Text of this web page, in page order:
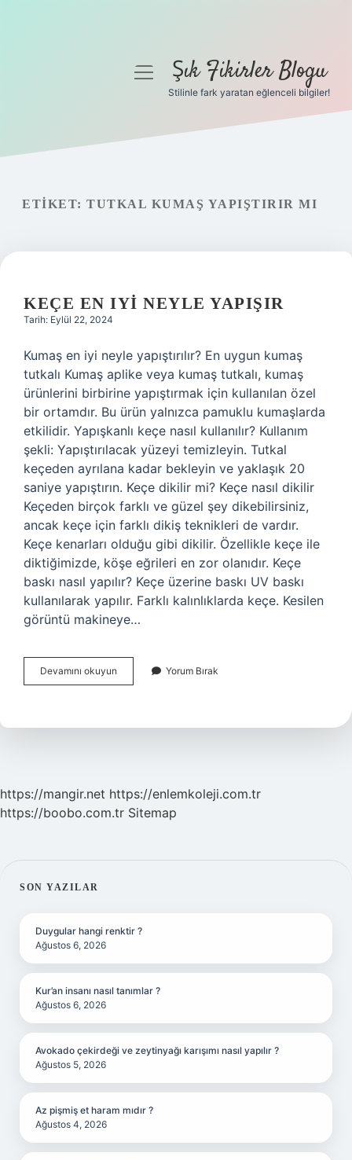
Gizlilik Politikası
menüyüŞık Fikirler Blogu
Stilinle fark yaratan eğlenceli bilgiler!
ETIKET: TUTKAL KUMAŞ YAPIŞTIRIR MI
KEÇE EN IYI NEYLE YAPIŞIR
Tarih: Eylül 22, 2024
Kumaş en iyi neyle yapıştırılır? En uygun kumaş
tutkalı Kumaş aplike veya kumaş tutkalı, kumaş
ürünlerini birbirine yapıştırmak için kullanılan özel
bir ortamdır. Bu ürün yalnızca pamuklu kumaşlarda
etkilidir. Yapışkanlı keçe nasıl kullanılır? Kullanım
şekli: Yapıştırılacak yüzeyi temizleyin. Tutkal
keçeden ayrılana kadar bekleyin ve yaklaşık 20
saniye yapıştırın. Keçe dikilir mi? Keçe nasıl dikilir
Keçeden birçok farklı ve güzel şey dikebilirsiniz,
ancak keçe için farklı dikiş teknikleri de vardır.
Keçe kenarları olduğu gibi dikilir. Özellikle keçe ile
diktiğimizde, köşe eğrileri en zor olanıdır. Keçe
baskı nasıl yapılır? Keçe üzerine baskı UV baskı
kullanılarak yapılır. Farklı kalınlıklarda keçe. Kesilen
görüntü makineye…
Devamını okuyun
En
Yapışır
Yorum Bırak
https://mangir.net https://enlemkoleji.com.tr
https://boobo.com.tr Sitemap
SIDEBAR
SON YAZILAR
Duygular hangi renktir ?
Ağustos 6, 2026
Kur’an insanı nasıl tanımlar ?
Ağustos 6, 2026
Avokado çekirdeği ve zeytinyağı karışımı nasıl yapılır ?
Ağustos 5, 2026
Az pişmiş et haram mıdır ?
Ağustos 4, 2026